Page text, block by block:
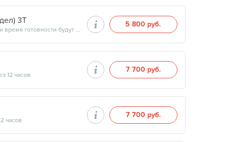
3Т
Продолжительность минут, готовность результатов — дата и время готовности будут сообщены врачом в день приёма
5 800 руб.
12 часов
7 700 руб.
часов
7 700 руб.